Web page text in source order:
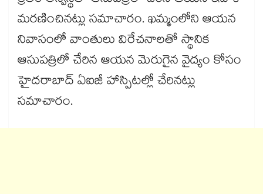
మరణించినట్లు సమాచారం. ఖమ్మంలోని ఆయన
నివాసంలో వాంతులు విరేచనాలతో స్థానిక
ఆసుపత్రిలో చేరిన ఆయన మెరుగైన వైద్యం కోసం
హైదరాబాద్ ఏఐజీ హాస్పిటల్లో చేరినట్లు
సమాచారం.